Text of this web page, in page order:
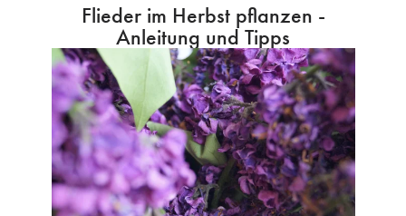
Flieder im Herbst pflanzen -
Anleitung und Tipps